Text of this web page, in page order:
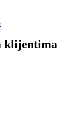
klijentima